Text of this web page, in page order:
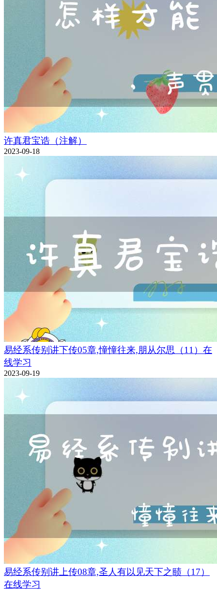
许真君宝诰（注解）
2023-09-18
易经系传别讲下传05章,憧憧往来,朋从尔思（11）在
线学习
2023-09-19
易经系传别讲上传08章,圣人有以见天下之赜（17）
在线学习